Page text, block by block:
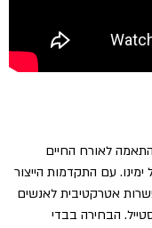
התאמה לאורח החיים
ימינו. עם התקדמות הייצור
אטרקטיבית לאנשים
הבחירה בבדי